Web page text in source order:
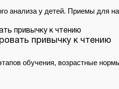
анализа у детей. Приемы
привычку к чтению
обучения, возрастные